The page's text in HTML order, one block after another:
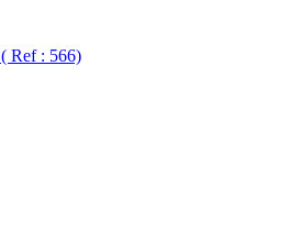
( Ref : 566)